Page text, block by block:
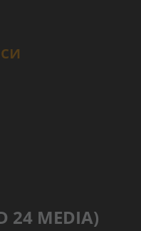
24 MEDIA)